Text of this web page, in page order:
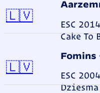
ESC 2014
Cake To
🇱🇻Lettland
Fomins
ESC 2004
🇱🇻Lettland